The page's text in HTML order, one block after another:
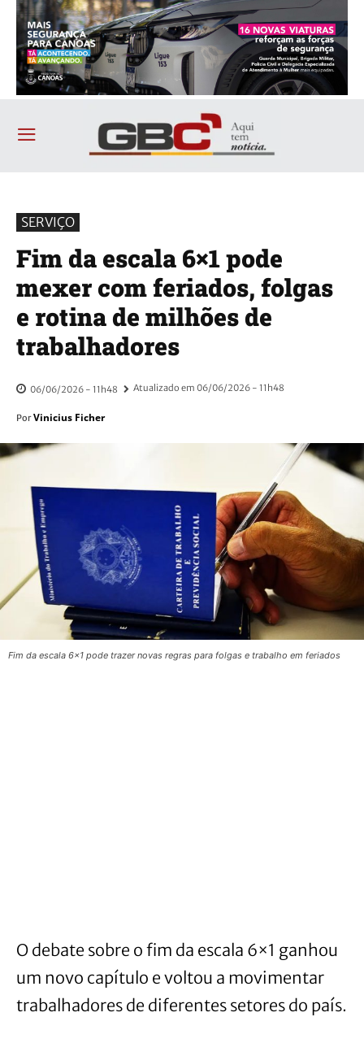
SERVIÇO
Fim da escala 6×1 pode
mexer com feriados, folgas
e rotina de milhões de
trabalhadores
06/06/2026 - 11h48 Atualizado em 06/06/2026 - 11h48
Por Vinicius Ficher
Fim da escala 6x1 pode trazer novas regras para folgas e trabalho em feriados
O debate sobre o fim da escala 6×1 ganhou
um novo capítulo e voltou a movimentar
trabalhadores de diferentes setores do país.